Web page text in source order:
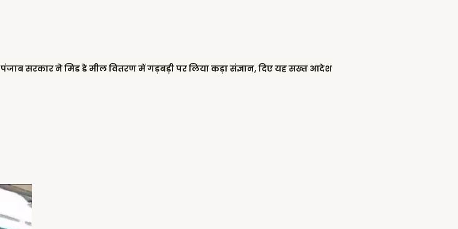
पंजाब सरकार ने मिड डे मील वितरण में गड़बड़ी पर लिया कड़ा संज्ञान, दिए यह सख्त आदेश